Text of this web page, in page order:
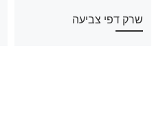
שרק דפי צביעה